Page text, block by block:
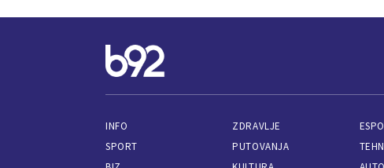
INFO
SPORT
ZDRAVLJE
PUTOVANJA